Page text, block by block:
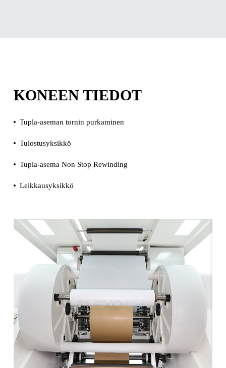
KONEEN TIEDOT
Tupla-aseman tornin purkaminen
Tulostusyksikkö
Tupla-asema Non Stop Rewinding
Leikkausyksikkö